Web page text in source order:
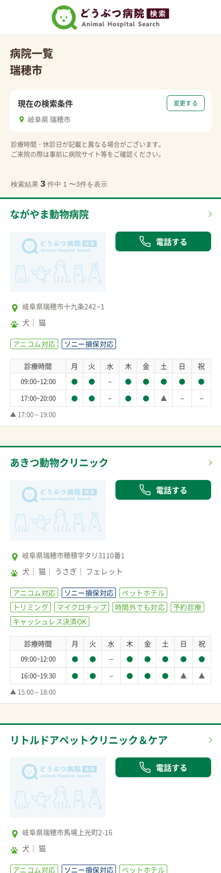
病院一覧
瑞穂市
変更する
現在の検索条件
岐阜県 瑞穂市
診療時間・休診日が記載と異なる場合がございます。
ご来院の際は事前に病院サイト等をご確認ください。
検索結果 3 件中 1 〜3件を表示
ながやま動物病院
電話する
岐阜県瑞穂市十九条242−1
犬 猫
アニコム対応 ソニー損保対応
診療時間 月 火 水 木 金 土 日 祝
09:00~12:00 －
17:00~20:00 － － －
▲ 17:00～19:00
あきつ動物クリニック
電話する
岐阜県瑞穂市穂積字タリ3110番1
犬 猫 うさぎ フェレット
アニコム対応 ソニー損保対応
ペットホテル
トリミング
マイクロチップ 時間外でも対応
予約診療
キャッシュレス決済OK
診療時間 月 火 水 木 金 土 日 祝
09:00~12:00 －
16:00~19:30 －
▲ 15:00～18:00
リトルドアペットクリニック＆ケア
電話する
岐阜県瑞穂市馬場上光町2-16
犬 猫
アニコム対応 ソニー損保対応
ペットホテル